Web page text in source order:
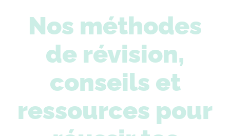
Nos méthodes
de révision,
conseils et
ressources pour